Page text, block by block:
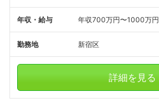
年収・給与 年収700万円〜1000万円
勤務地 新宿区
詳細を見る